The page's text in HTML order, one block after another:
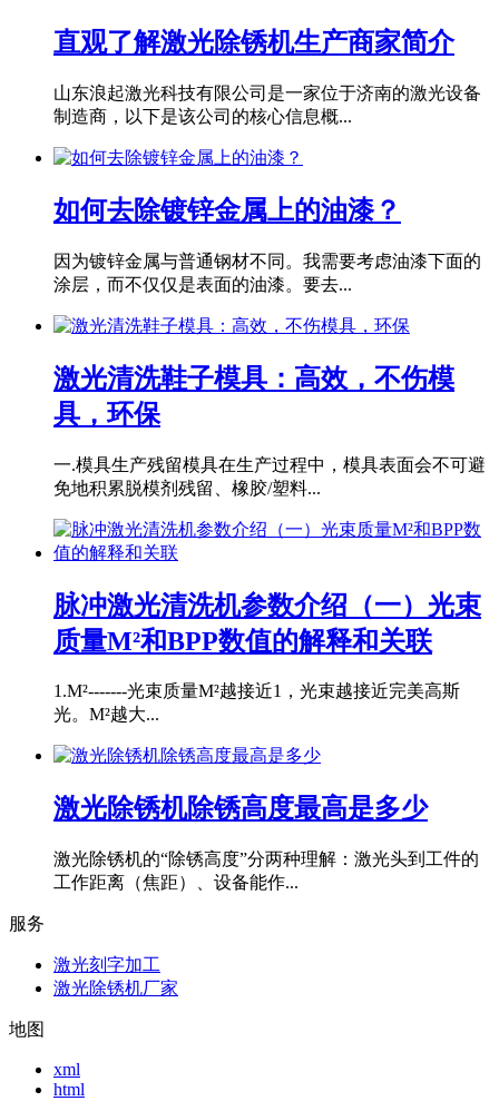
直观了解激光除锈机生产商家简介
山东浪起激光科技有限公司是一家位于济南的激光设备
制造商，以下是该公司的核心信息概...
如何去除镀锌金属上的油漆？
因为镀锌金属与普通钢材不同。我需要考虑油漆下面的
涂层，而不仅仅是表面的油漆。要去...
激光清洗鞋子模具：高效，不伤模
具，环保
一.模具生产残留模具在生产过程中，模具表面会不可避
免地积累脱模剂残留、橡胶/塑料...
脉冲激光清洗机参数介绍（一）光束
质量M²和BPP数值的解释和关联
1.M²-------光束质量M²越接近1，光束越接近完美高斯
光。M²越大...
激光除锈机除锈高度最高是多少
激光除锈机的“除锈高度”分两种理解：激光头到工件的
工作距离（焦距）、设备能作...
服务
激光刻字加工
激光除锈机厂家
地图
xml
html